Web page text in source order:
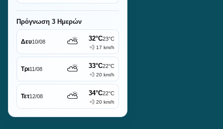
Πρόγνωση 3 Ημερών
Δευ10/08 ⛅ 32°C23°C
💨 17 km/h
Τρι11/08 ⛅ 33°C22°C
💨 20 km/h
Τετ12/08 ⛅ 34°C22°C
💨 20 km/h